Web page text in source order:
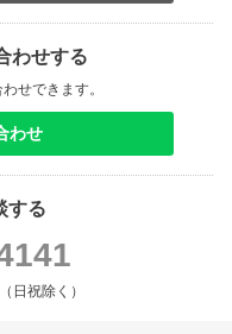
わせする
せできます。
わせ
する
日祝除く）